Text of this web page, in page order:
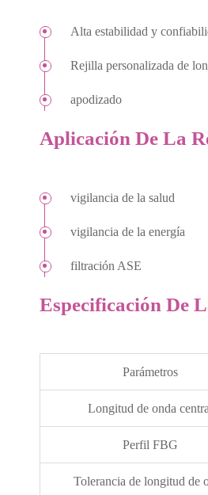
Alta estabilidad y
Rejilla personalizada de
apodizado
Aplicación De La
vigilancia de la salud
vigilancia de la energía
filtración ASE
Especificación De
Parámetros
Longitud de onda
Perfil FBG
Tolerancia de longitud de